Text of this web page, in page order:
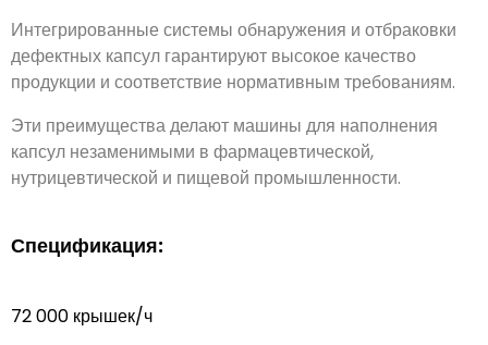
Интегрированные системы обнаружения и отбраковки
дефектных капсул гарантируют высокое качество
продукции и соответствие нормативным требованиям.
Эти преимущества делают машины для наполнения
капсул незаменимыми в фармацевтической,
нутрицевтической и пищевой промышленности.
Спецификация:
72 000 крышек/ч